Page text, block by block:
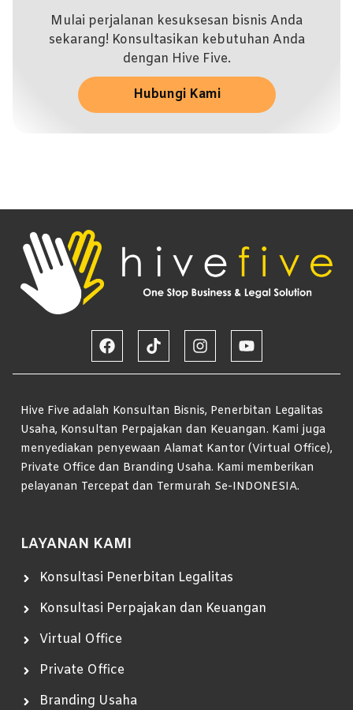
Mulai perjalanan kesuksesan bisnis Anda
sekarang! Konsultasikan kebutuhan Anda
dengan Hive Five.
Hubungi Kami
Hive Five adalah Konsultan Bisnis, Penerbitan Legalitas
Usaha, Konsultan Perpajakan dan Keuangan. Kami juga
menyediakan penyewaan Alamat Kantor (Virtual Office),
Private Office dan Branding Usaha. Kami memberikan
pelayanan Tercepat dan Termurah Se-INDONESIA.
LAYANAN KAMI
Konsultasi Penerbitan Legalitas
Konsultasi Perpajakan dan Keuangan
Virtual Office
Private Office
Branding Usaha